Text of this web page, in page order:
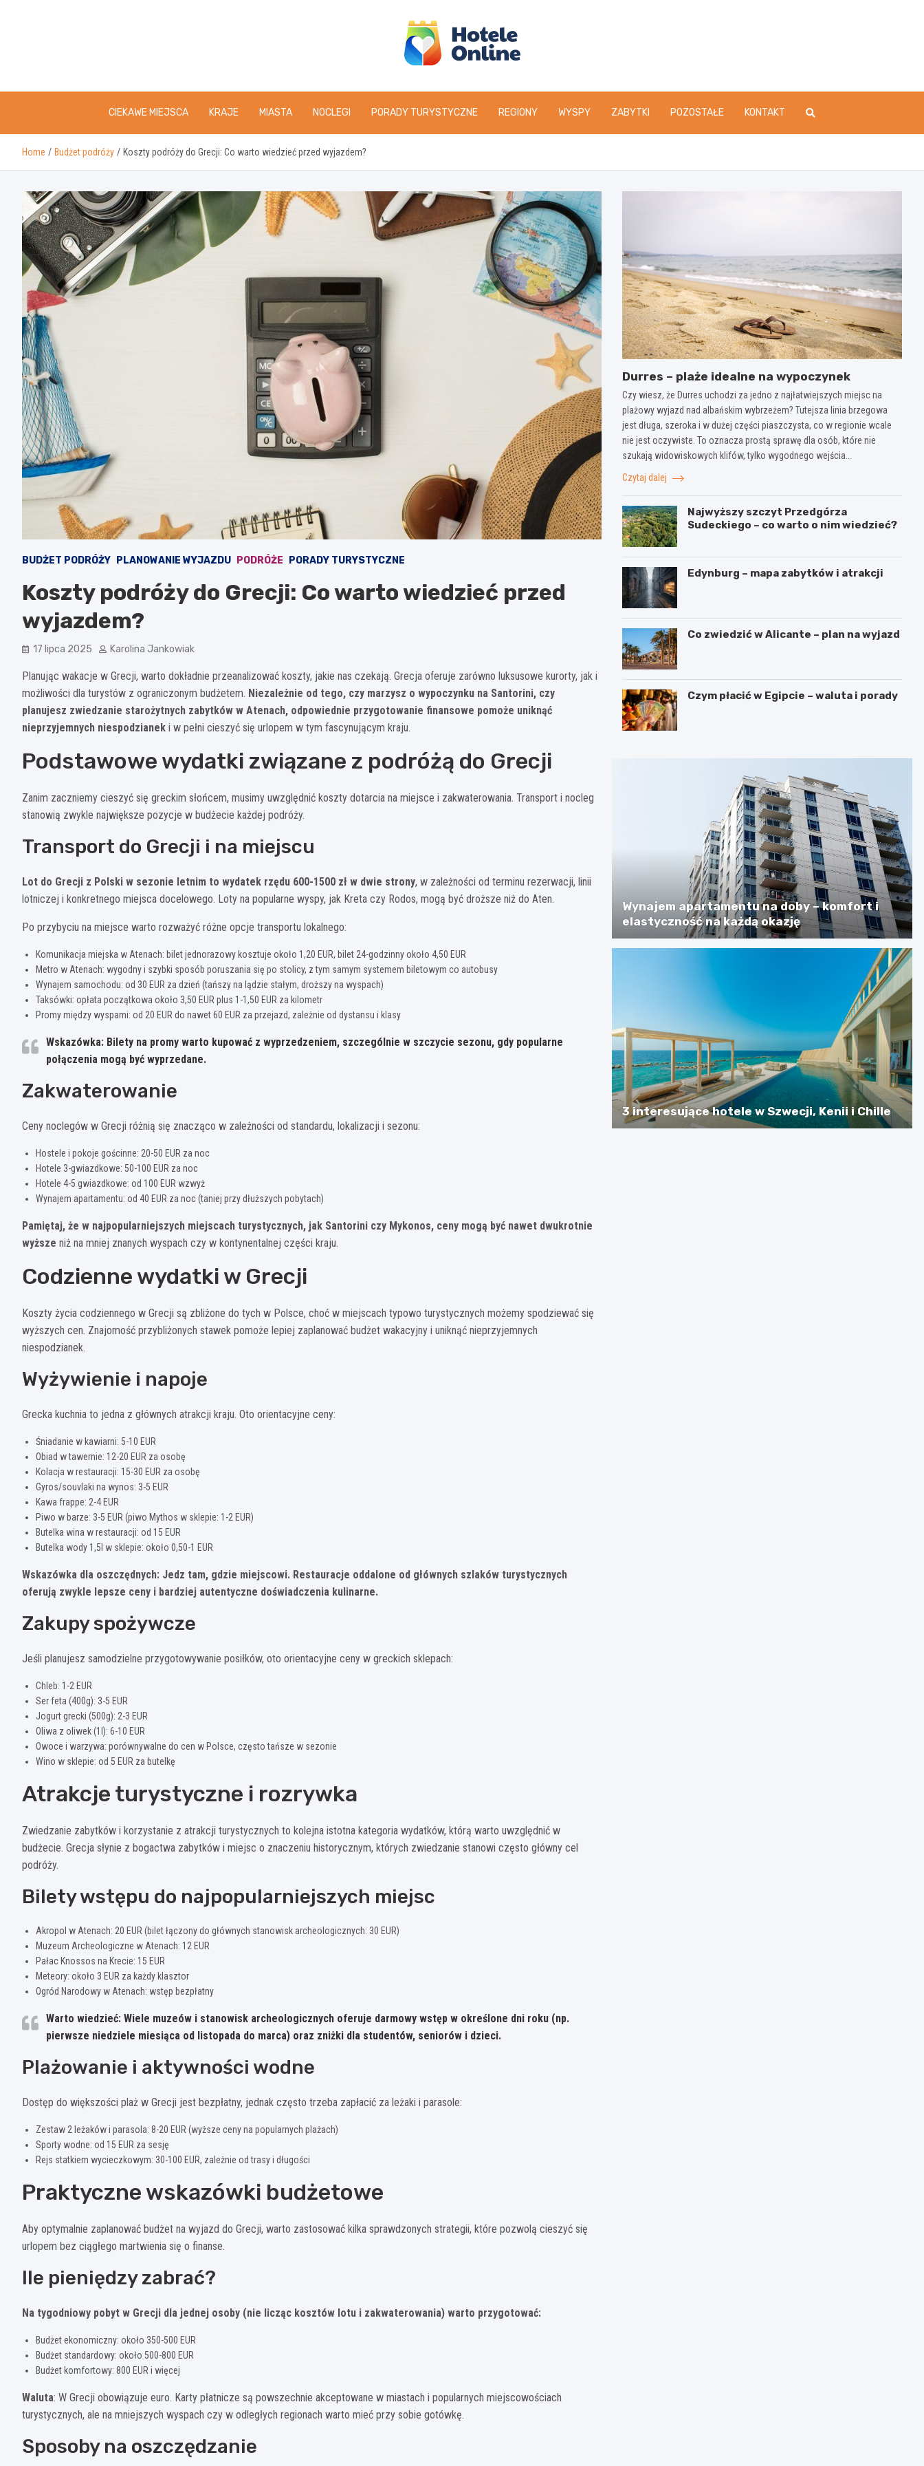
CIEKAWE MIEJSCA KRAJE MIASTA NOCLEGI PORADY TURYSTYCZNE REGIONY WYSPY ZABYTKI POZOSTAŁE KONTAKT
Home Budżet podróży Koszty podróży do Grecji: Co warto wiedzieć przed wyjazdem?
BUDŻET PODRÓŻY PLANOWANIE WYJAZDU PODRÓŻE PORADY TURYSTYCZNE
Koszty podróży do Grecji: Co warto wiedzieć przed
wyjazdem?
17 lipca 2025 Karolina Jankowiak
Planując wakacje w Grecji, warto dokładnie przeanalizować koszty, jakie nas czekają. Grecja oferuje zarówno luksusowe kurorty, jak i
możliwości dla turystów z ograniczonym budżetem. Niezależnie od tego, czy marzysz o wypoczynku na Santorini, czy
planujesz zwiedzanie starożytnych zabytków w Atenach, odpowiednie przygotowanie finansowe pomoże uniknąć
nieprzyjemnych niespodzianek i w pełni cieszyć się urlopem w tym fascynującym kraju.
Podstawowe wydatki związane z podróżą do Grecji
Zanim zaczniemy cieszyć się greckim słońcem, musimy uwzględnić koszty dotarcia na miejsce i zakwaterowania. Transport i nocleg
stanowią zwykle największe pozycje w budżecie każdej podróży.
Transport do Grecji i na miejscu
Lot do Grecji z Polski w sezonie letnim to wydatek rzędu 600-1500 zł w dwie strony, w zależności od terminu rezerwacji, linii
lotniczej i konkretnego miejsca docelowego. Loty na popularne wyspy, jak Kreta czy Rodos, mogą być droższe niż do Aten.
Po przybyciu na miejsce warto rozważyć różne opcje transportu lokalnego:
Komunikacja miejska w Atenach: bilet jednorazowy kosztuje około 1,20 EUR, bilet 24-godzinny około 4,50 EUR
Metro w Atenach: wygodny i szybki sposób poruszania się po stolicy, z tym samym systemem biletowym co autobusy
Wynajem samochodu: od 30 EUR za dzień (tańszy na lądzie stałym, droższy na wyspach)
Taksówki: opłata początkowa około 3,50 EUR plus 1-1,50 EUR za kilometr
Promy między wyspami: od 20 EUR do nawet 60 EUR za przejazd, zależnie od dystansu i klasy
Wskazówka: Bilety na promy warto kupować z wyprzedzeniem, szczególnie w szczycie sezonu, gdy popularne
połączenia mogą być wyprzedane.
Zakwaterowanie
Ceny noclegów w Grecji różnią się znacząco w zależności od standardu, lokalizacji i sezonu:
Hostele i pokoje gościnne: 20-50 EUR za noc
Hotele 3-gwiazdkowe: 50-100 EUR za noc
Hotele 4-5 gwiazdkowe: od 100 EUR wzwyż
Wynajem apartamentu: od 40 EUR za noc (taniej przy dłuższych pobytach)
Pamiętaj, że w najpopularniejszych miejscach turystycznych, jak Santorini czy Mykonos, ceny mogą być nawet dwukrotnie
wyższe niż na mniej znanych wyspach czy w kontynentalnej części kraju.
Codzienne wydatki w Grecji
Koszty życia codziennego w Grecji są zbliżone do tych w Polsce, choć w miejscach typowo turystycznych możemy spodziewać się
wyższych cen. Znajomość przybliżonych stawek pomoże lepiej zaplanować budżet wakacyjny i uniknąć nieprzyjemnych
niespodzianek.
Wyżywienie i napoje
Grecka kuchnia to jedna z głównych atrakcji kraju. Oto orientacyjne ceny:
Śniadanie w kawiarni: 5-10 EUR
Obiad w tawernie: 12-20 EUR za osobę
Kolacja w restauracji: 15-30 EUR za osobę
Gyros/souvlaki na wynos: 3-5 EUR
Kawa frappe: 2-4 EUR
Piwo w barze: 3-5 EUR (piwo Mythos w sklepie: 1-2 EUR)
Butelka wina w restauracji: od 15 EUR
Butelka wody 1,5l w sklepie: około 0,50-1 EUR
Wskazówka dla oszczędnych: Jedz tam, gdzie miejscowi. Restauracje oddalone od głównych szlaków turystycznych
oferują zwykle lepsze ceny i bardziej autentyczne doświadczenia kulinarne.
Zakupy spożywcze
Jeśli planujesz samodzielne przygotowywanie posiłków, oto orientacyjne ceny w greckich sklepach:
Chleb: 1-2 EUR
Ser feta (400g): 3-5 EUR
Jogurt grecki (500g): 2-3 EUR
Oliwa z oliwek (1l): 6-10 EUR
Owoce i warzywa: porównywalne do cen w Polsce, często tańsze w sezonie
Wino w sklepie: od 5 EUR za butelkę
Atrakcje turystyczne i rozrywka
Zwiedzanie zabytków i korzystanie z atrakcji turystycznych to kolejna istotna kategoria wydatków, którą warto uwzględnić w
budżecie. Grecja słynie z bogactwa zabytków i miejsc o znaczeniu historycznym, których zwiedzanie stanowi często główny cel
podróży.
Bilety wstępu do najpopularniejszych miejsc
Akropol w Atenach: 20 EUR (bilet łączony do głównych stanowisk archeologicznych: 30 EUR)
Muzeum Archeologiczne w Atenach: 12 EUR
Pałac Knossos na Krecie: 15 EUR
Meteory: około 3 EUR za każdy klasztor
Ogród Narodowy w Atenach: wstęp bezpłatny
Warto wiedzieć: Wiele muzeów i stanowisk archeologicznych oferuje darmowy wstęp w określone dni roku (np.
pierwsze niedziele miesiąca od listopada do marca) oraz zniżki dla studentów, seniorów i dzieci.
Plażowanie i aktywności wodne
Dostęp do większości plaż w Grecji jest bezpłatny, jednak często trzeba zapłacić za leżaki i parasole:
Zestaw 2 leżaków i parasola: 8-20 EUR (wyższe ceny na popularnych plażach)
Sporty wodne: od 15 EUR za sesję
Rejs statkiem wycieczkowym: 30-100 EUR, zależnie od trasy i długości
Praktyczne wskazówki budżetowe
Aby optymalnie zaplanować budżet na wyjazd do Grecji, warto zastosować kilka sprawdzonych strategii, które pozwolą cieszyć się
urlopem bez ciągłego martwienia się o finanse.
Ile pieniędzy zabrać?
Na tygodniowy pobyt w Grecji dla jednej osoby (nie licząc kosztów lotu i zakwaterowania) warto przygotować:
Budżet ekonomiczny: około 350-500 EUR
Budżet standardowy: około 500-800 EUR
Budżet komfortowy: 800 EUR i więcej
Waluta: W Grecji obowiązuje euro. Karty płatnicze są powszechnie akceptowane w miastach i popularnych miejscowościach
turystycznych, ale na mniejszych wyspach czy w odległych regionach warto mieć przy sobie gotówkę.
Sposoby na oszczędzanie
Durres – plaże idealne na wypoczynek
Czy wiesz, że Durres uchodzi za jedno z najłatwiejszych miejsc na
plażowy wyjazd nad albańskim wybrzeżem? Tutejsza linia brzegowa
jest długa, szeroka i w dużej części piaszczysta, co w regionie wcale
nie jest oczywiste. To oznacza prostą sprawę dla osób, które nie
szukają widowiskowych klifów, tylko wygodnego wejścia…
Czytaj dalej
Najwyższy szczyt Przedgórza
Sudeckiego – co warto o nim wiedzieć?
Edynburg – mapa zabytków i atrakcji
Co zwiedzić w Alicante – plan na wyjazd
Czym płacić w Egipcie – waluta i porady
Wynajem apartamentu na doby – komfort i
elastyczność na każdą okazję
3 interesujące hotele w Szwecji, Kenii i Chille